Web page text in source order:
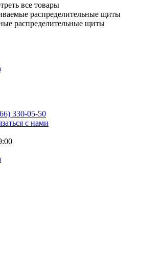
все товары
распределительные щиты
распределительные щиты
330-05-50
с нами